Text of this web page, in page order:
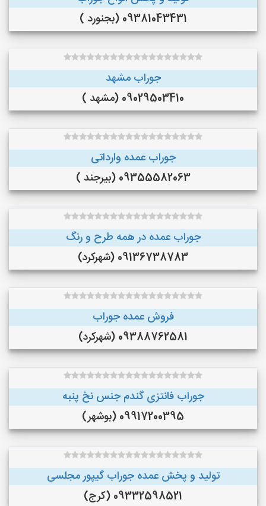
09381043431 (بجنورد )
جوراب مشهد
09029503410 (مشهد )
جوراب عمده وارداتی
09355582063 (بیرجند )
جوراب عمده در همه طرح و رنگ
09136738783 (شهرکرد)
فروش عمده جوراب
09388762581 (شهرکرد)
جوراب فانتزی گندم جنس نخ پنبه
09917200395 (بوشهر)
تولید و پخش عمده جوراب گیپور مجلسی
09332598521 (کرج)